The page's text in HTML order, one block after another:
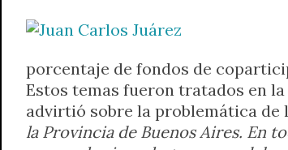
p
a
r
o
g
r
n
e
n
d
y
porcentaje de fondos de
Estos temas fueron tratados en
advirtió sobre la problemática de
la Provincia de Buenos Aires. En